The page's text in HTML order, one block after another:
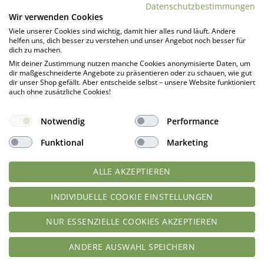
Datenschutzbestimmungen
Wir verwenden Cookies
Viele unserer Cookies sind wichtig, damit hier alles rund läuft. Andere
helfen uns, dich besser zu verstehen und unser Angebot noch besser für
dich zu machen.
Mit deiner Zustimmung nutzen manche Cookies anonymisierte Daten, um
dir maßgeschneiderte Angebote zu präsentieren oder zu schauen, wie gut
dir unser Shop gefällt. Aber entscheide selbst – unsere Website funktioniert
auch ohne zusätzliche Cookies!
Notwendig
Performance
Funktional
Marketing
ALLE AKZEPTIEREN
INDIVIDUELLE COOKIE EINSTELLUNGEN
NUR ESSENZIELLE COOKIES AKZEPTIEREN
ANDERE AUSWAHL SPEICHERN